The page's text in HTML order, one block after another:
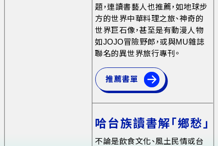
題，連讀書藝人也推薦，如地球步
方的世界中華料理之旅、神奇的
世界巨石像，甚至是有動漫人物
如JOJO冒險野郎，或與MU雜誌
聯名的異世界旅行專刊。
推薦書單
哈台族讀書解「鄉愁」
不論是飲食文化、風土民情或台